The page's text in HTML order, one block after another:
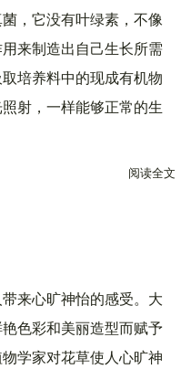
，它没有叶绿素，不像
来制造出自己生长所需
培养料中的现成有机物
射，一样能够正常的生
阅读全文
来心旷神怡的感受。大
色彩和美丽造型而赋予
学家对花草使人心旷神